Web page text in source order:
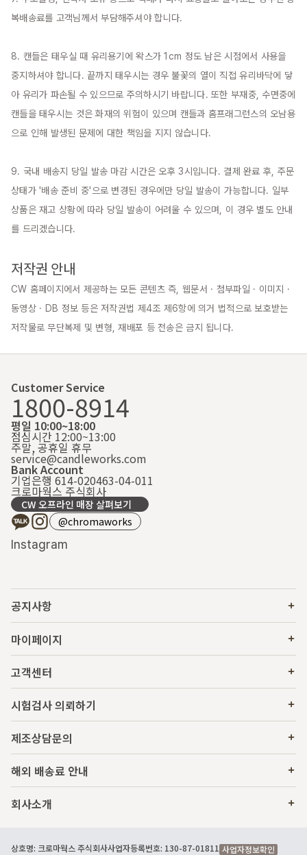
복배송료를 고객님께서 부담해주셔야 합니다.
8. 캔들은 태우실 때 유리용기에 왁스가 1cm 정도 남은 시점에서 사용을
중지하셔야 합니다. 끝까지 태우시는 경우 불꽃의 열이 직접 유리바닥에 닿
아 유리가 파손될 수 있으므로 주의하시기 바랍니다. 또한 부재중, 수면중에
캔들을 태우시는 것은 화재의 위험이 있으며 캔들과 홈프래그런스의 오남용
으로 인해 발생된 문제에 대한 책임을 지지 않습니다.
9. 국내 배송지 당일 발송 마감 시간은 오후 3시입니다. 결제 완료 후, 주문
상태가 '배송 준비 중'으로 변경된 경우에만 당일 발송이 가능합니다. 일부
상품은 재고 상황에 따라 당일 발송이 어려울 수 있으며, 이 경우 별도 안내
를 드리겠습니다.
저작권 안내
CW 홈페이지에서 제공하는 모든 콘텐츠 즉, 웹문서 · 첨부파일 · 이미지 ·
동영상 · DB 정보 등은 저작권법 제4조 제6항에 의거 법적으로 보호받는
저작물로 무단복제 및 변형, 재배포 등 전송은 금지 됩니다.
Customer Service
1800-8914
평일 10:00~18:00
점심시간 12:00~13:00
주말, 공휴일 휴무
service@candleworks.com
Bank Account
기업은행 614-020463-04-011
크로마웍스 주식회사
CW 오프라인 매장 살펴보기
@chromaworks
Instagram
공지사항
마이페이지
고객센터
시험검사 의뢰하기
제조상담문의
해외 배송료 안내
회사소개
상호명: 크로마웍스 주식회사사업자등록번호: 130-87-01811 사업자정보확인